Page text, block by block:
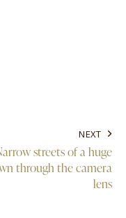
NEXT
streets of a huge
through the camera
lens